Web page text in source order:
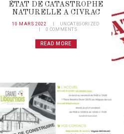
ÉTAT DE CATASTROPHE
NATURELLE A CIVRAC
10 MARS 2022
UNCATEGORIZED
0 COMMENTS
READ MORE